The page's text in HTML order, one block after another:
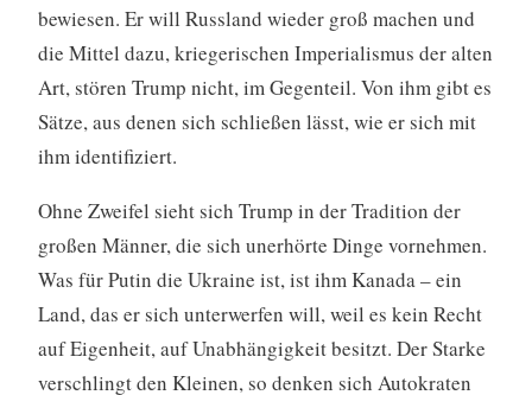
bewiesen. Er will Russland wieder groß machen und
die Mittel dazu, kriegerischen Imperialismus der alten
Art, stören Trump nicht, im Gegenteil. Von ihm gibt es
Sätze, aus denen sich schließen lässt, wie er sich mit
ihm identifiziert.
Ohne Zweifel sieht sich Trump in der Tradition der
großen Männer, die sich unerhörte Dinge vornehmen.
Was für Putin die Ukraine ist, ist ihm Kanada – ein
Land, das er sich unterwerfen will, weil es kein Recht
auf Eigenheit, auf Unabhängigkeit besitzt. Der Starke
verschlingt den Kleinen, so denken sich Autokraten